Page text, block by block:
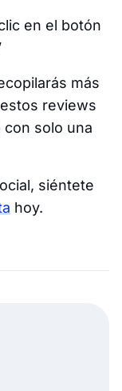
en el botón
más
reviews
solo una
siéntete
hoy.